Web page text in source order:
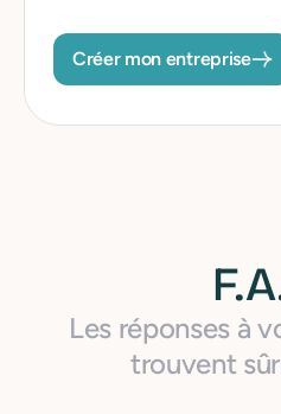
Créer mon entreprise
Les réponses à
trouvent